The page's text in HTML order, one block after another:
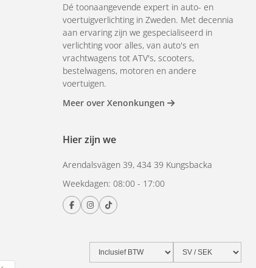
Dé toonaangevende expert in auto- en
voertuigverlichting in Zweden. Met decennia
aan ervaring zijn we gespecialiseerd in
verlichting voor alles, van auto's en
vrachtwagens tot ATV's, scooters,
bestelwagens, motoren en andere
voertuigen.
Meer over Xenonkungen
Hier zijn we
Arendalsvägen 39, 434 39 Kungsbacka
Weekdagen: 08:00 - 17:00